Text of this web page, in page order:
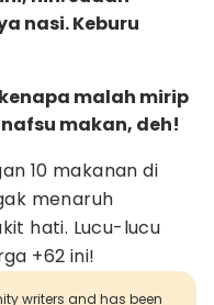
nasi. Keburu
malah mirip
makan, deh!
10 makanan di
menaruh
hati. Lucu-lucu
+62 ini!
writers and has been